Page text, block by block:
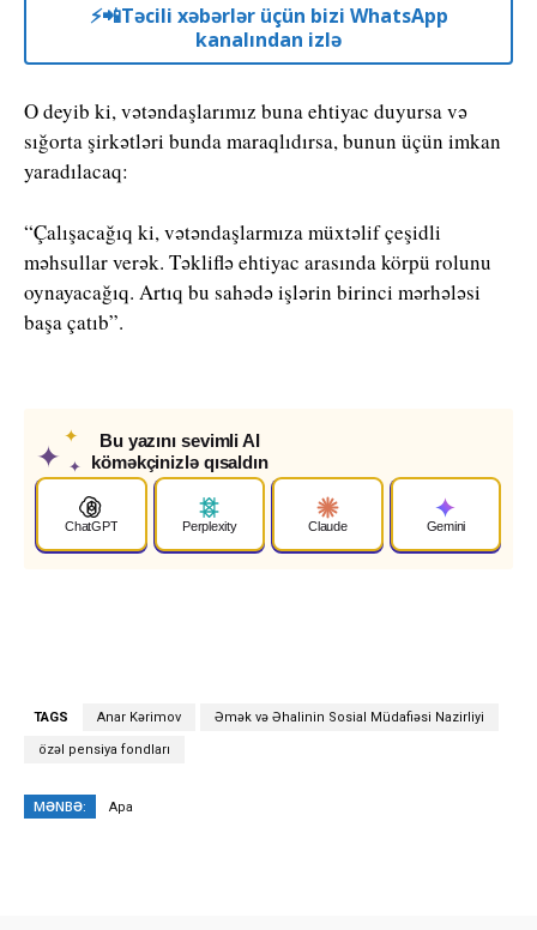
⚡️📲Təcili xəbərlər üçün bizi WhatsApp
kanalından izlə
O deyib ki, vətəndaşlarımız buna ehtiyac duyursa və
sığorta şirkətləri bunda maraqlıdırsa, bunun üçün imkan
yaradılacaq:
“Çalışacağıq ki, vətəndaşlarmıza müxtəlif çeşidli
məhsullar verək. Təkliflə ehtiyac arasında körpü rolunu
oynayacağıq. Artıq bu sahədə işlərin birinci mərhələsi
başa çatıb”.
✦
✦
✦
Bu yazını sevimli AI
köməkçinizlə qısaldın
ChatGPT Perplexity Claude Gemini
TAGS Anar Kərimov Əmək və Əhalinin Sosial Müdafiəsi Nazirliyi
özəl pensiya fondları
MƏNBƏ: Apa